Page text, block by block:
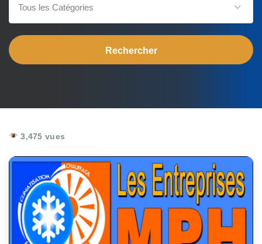
Tous les Catégories
3,475 vues